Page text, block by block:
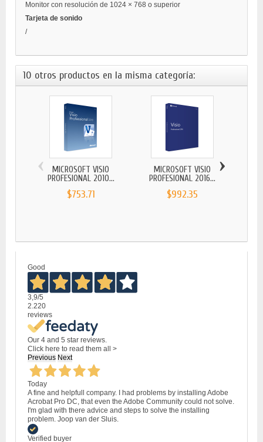
Monitor con resolución de 1024 × 768 o superior
Tarjeta de sonido
/
10 otros productos en la misma categoría:
MICROSOFT VISIO
PROFESIONAL 2010...
$753.71
MICROSOFT VISIO
PROFESIONAL 2016...
$992.35
‹ ›
Good
3,9/5
2.220
reviews
Our 4 and 5 star reviews.
Click here to read them all >
Previous Next
Today
A fine and helpfull company. I had problems by installing Adobe
Acrobat Pro DC, that even the Adobe Community could not solve.
I'm glad with there advice and steps to solve the installing
problem. Joop van der Sluis.
Verified buyer